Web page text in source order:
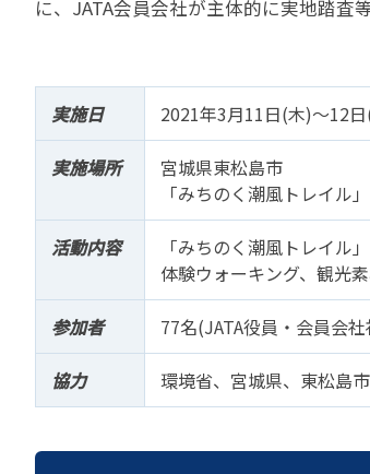
業
改
消費者
消
主
苦
苦
苦
委
に、JATA会員会社が主体的に実地踏査
実施日 2021年3月11日(木)～12
実施場所
宮城県東松島市
「みちのく潮風トレイル
活動内容
「みちのく潮風トレイル」
体験ウォーキング、観光
参加者 77名(JATA役員・会員会
協力 環境省、宮城県、東松島